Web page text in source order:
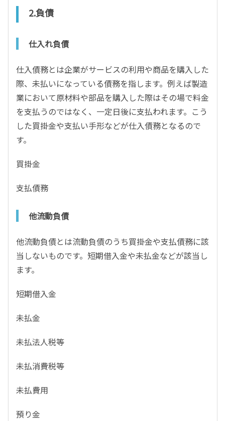
2.負債
仕入れ負債
仕入債務とは企業がサービスの利用や商品を購入した
際、未払いになっている債務を指します。例えば製造
業において原材料や部品を購入した際はその場で料金
を支払うのではなく、一定日後に支払われます。こう
した買掛金や支払い手形などが仕入債務となるので
す。
買掛金
支払債務
他流動負債
他流動負債とは流動負債のうち買掛金や支払債務に該
当しないものです。短期借入金や未払金などが該当し
ます。
短期借入金
未払金
未払法人税等
未払消費税等
未払費用
預り金